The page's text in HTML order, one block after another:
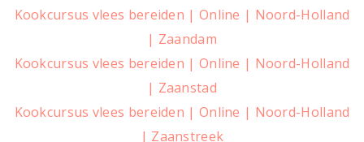
Kookcursus vlees bereiden | Online | Noord-Holland
| Zaandam
Kookcursus vlees bereiden | Online | Noord-Holland
| Zaanstad
Kookcursus vlees bereiden | Online | Noord-Holland
| Zaanstreek